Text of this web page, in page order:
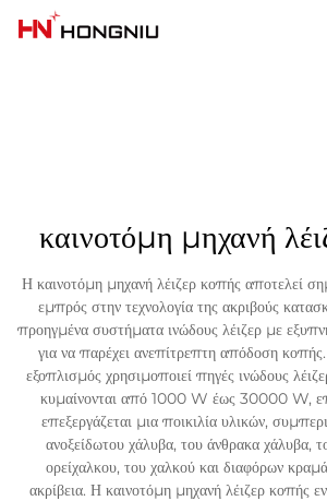
καινοτόμη μηχανή
Η καινοτόμη μηχανή λέιζερ κοπής αποτελεί
εμπρός στην τεχνολογία της ακριβούς
προηγμένα συστήματα ινώδους λέιζερ με
για να παρέχει ανεπίτρεπτη απόδοση
εξοπλισμός χρησιμοποιεί πηγές ινώδους
κυμαίνονται από 1000 W έως 30000 W,
επεξεργάζεται μια ποικιλία υλικών,
ανοξείδωτου χάλυβα, του άνθρακα χάλυβα,
ορείχαλκου, του χαλκού και διαφόρων
ακρίβεια. Η καινοτόμη μηχανή λέιζερ κοπής